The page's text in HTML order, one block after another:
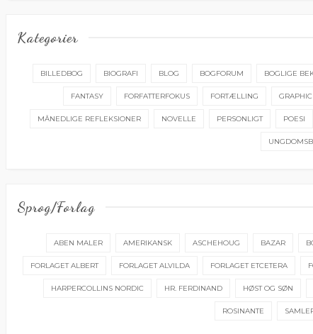
Kategorier
BILLEDBOG BIOGRAFI BLOG BOGFORUM BOGLIGE
FANTASY FORFATTERFOKUS FORTÆLLING
MÅNEDLIGE REFLEKSIONER NOVELLE PERSONLIGT POESI
Sprog/forlag
ABEN MALER AMERIKANSK ASCHEHOUG BAZAR
FORLAGET ALBERT FORLAGET ALVILDA FORLAGET ETCETERA
HARPERCOLLINS NORDIC HR. FERDINAND HØST OG SØN
ROSINANTE